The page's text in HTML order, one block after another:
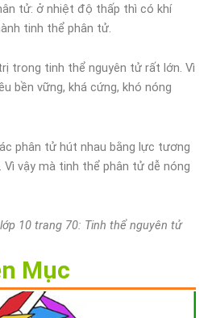
tử: ở nhiệt độ thấp thì có khí
tinh thể phân tử.
trong tinh thể nguyên tử rất lớn. Vì
bền vững, khá cứng, khó nóng
phân tử hút nhau bằng lực tương
vậy mà tinh thể phân tử dễ nóng
10 trang 70: Tinh thể nguyên tử
Mục